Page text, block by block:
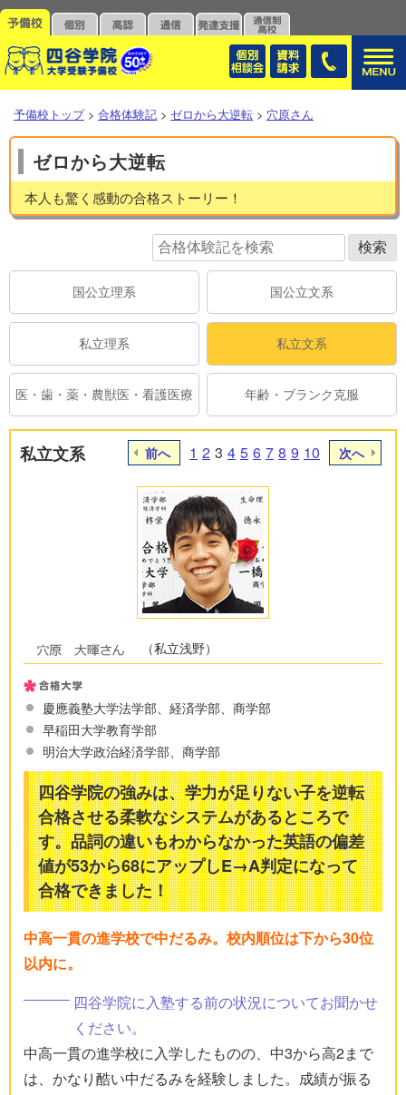
予備校トップ > 合格体験記 > ゼロから大逆転 > 穴原さん
ゼロから大逆転
本人も驚く感動の合格ストーリー！
国公立理系 国公立文系
私立理系 私立文系
医・歯・薬・農獣医・看護医療 年齢・ブランク克服
私立文系 前へ 1 2 3 4 5 6 7 8 9 10 次へ
（私立浅野）
慶應義塾大学法学部、経済学部、商学部
早稲田大学教育学部
明治大学政治経済学部、商学部
四谷学院の強みは、学力が足りない子を逆転
合格させる柔軟なシステムがあるところで
す。品詞の違いもわからなかった英語の偏差
値が53から68にアップしE→A判定になって
合格できました！
中高一貫の進学校で中だるみ。校内順位は下から30位
以内に。
四谷学院に入塾する前の状況についてお聞かせ
ください。
中高一貫の進学校に入学したものの、中3から高2まで
は、かなり酷い中だるみを経験しました。成績が振る